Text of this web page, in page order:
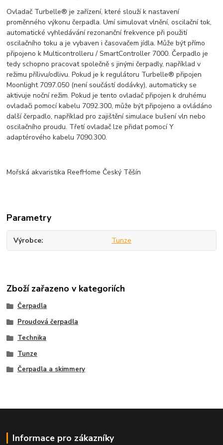
Ovladač Turbelle® je zařízení, které slouží k nastavení
proměnného výkonu čerpadla. Umí simulovat vlnění, oscilační tok,
automatické vyhledávání rezonanční frekvence při použití
oscilačního toku a je vybaven i časovačem jídla. Může být přímo
připojeno k Multicontrolleru / SmartController 7000. Čerpadlo je
tedy schopno pracovat společně s jinými čerpadly, například v
režimu přílivu/odlivu. Pokud je k regulátoru Turbelle® připojen
Moonlight 7097.050 (není součástí dodávky), automaticky se
aktivuje noční režim. Pokud je tento ovladač připojen k druhému
ovladači pomocí kabelu 7092.300, může být připojeno a ovládáno
další čerpadlo, například pro zajištění simulace bušení vln nebo
oscilačního proudu. Třetí ovladač lze přidat pomocí Y
adaptérového kabelu 7090.300.
Mořská akvaristika ReefHome Český Těšín
Parametry
Výrobce Tunze
Zboží zařazeno v kategoriích
Čerpadla
Proudová čerpadla
Technika
Tunze
Čerpadla a skimmery
Informace pro zákazníky